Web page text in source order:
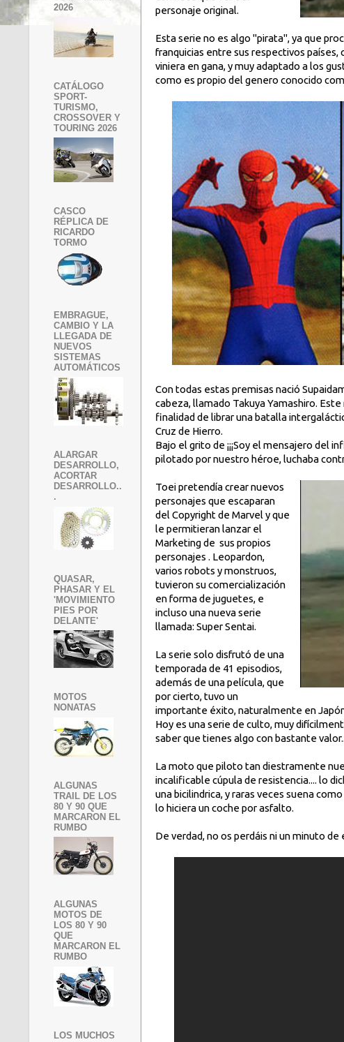
personaje original.
Esta serie no es algo "pirata", ya que
franquicias entre sus respectivos
viniera en gana, y muy adaptado a los
como es propio del genero conocido
Con todas estas premisas nació
cabeza, llamado Takuya Yamashiro.
finalidad de librar una batalla
Cruz de Hierro.
Bajo el grito de ¡¡¡Soy el mensajero del
pilotado por nuestro héroe, luchaba
Toei pretendía crear nuevos
personajes que escaparan
del Copyright de Marvel y que
le permitieran lanzar el
Marketing de sus propios
personajes . Leopardon,
varios robots y monstruos,
tuvieron su comercialización
en forma de juguetes, e
incluso una nueva serie
llamada: Super Sentai.
La serie solo disfrutó de una
temporada de 41 episodios,
además de una película, que
por cierto, tuvo un
importante éxito, naturalmente en
Hoy es una serie de culto, muy
saber que tienes algo con bastante
La moto que piloto tan diestramente
incalificable cúpula de resistencia.... lo
una bicilindrica, y raras veces suena
lo hiciera un coche por asfalto.
De verdad, no os perdáis ni un minuto
2026
CATÁLOGO
SPORT-
TURISMO,
CROSSOVER Y
TOURING 2026
CASCO
RÉPLICA DE
RICARDO
TORMO
EMBRAGUE,
CAMBIO Y LA
LLEGADA DE
NUEVOS
SISTEMAS
AUTOMÁTICOS
ALARGAR
DESARROLLO,
ACORTAR
DESARROLLO..
.
QUASAR,
PHASAR Y EL
'MOVIMIENTO
PIES POR
DELANTE'
MOTOS
NONATAS
ALGUNAS
TRAIL DE LOS
80 Y 90 QUE
MARCARON EL
RUMBO
ALGUNAS
MOTOS DE
LOS 80 Y 90
QUE
MARCARON EL
RUMBO
LOS MUCHOS